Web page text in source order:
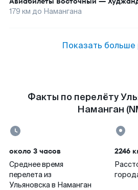
179 км до Намангана
Показать больше
Факты по перелёту
Наманган
около 3 часов
Среднее время
перелета из
Ульяновска в Наманган
2246